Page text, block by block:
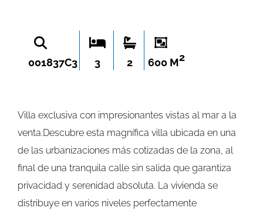
001837C3 3 2 600 M2
Villa exclusiva con impresionantes vistas al mar a la
venta.Descubre esta magnífica villa ubicada en una
de las urbanizaciones más cotizadas de la zona, al
final de una tranquila calle sin salida que garantiza
privacidad y serenidad absoluta. La vivienda se
distribuye en varios niveles perfectamente